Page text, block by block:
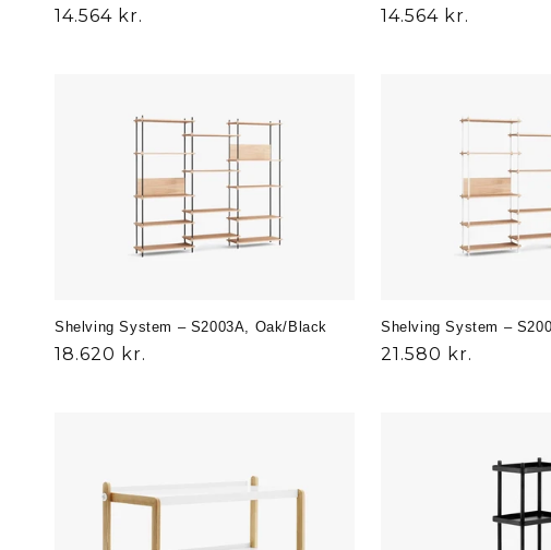
Normalpris
14.564 kr. Normalpris
14.564 kr.
Shelving System – S2003A, Oak/Black
Normalpris
18.620 kr.
Shelving System –
Normalpris
21.580 kr.